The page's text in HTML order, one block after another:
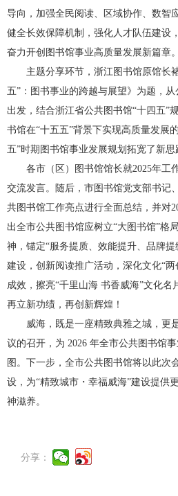
导向，加强全民阅读、区域协作、数智
健全长效保障机制，强化人才队伍建设
奋力开创图书馆事业高质量发展新篇章。
主题分享环节，浙江图书馆原馆长
五”：图书事业的跨越与展望》为题，
出发，结合浙江省公共图书馆“十四五”
书馆在“十五五”背景下实现高质量发展
五”时期图书馆事业发展规划拓宽了新思
各市（区）图书馆馆长就2025年工
交流发言。随后，市图书馆党支部书记
共图书馆工作亮点进行全面总结，并对
出全市公共图书馆应树立“大图书馆”格
神，锚定“服务提质、效能提升、品牌
建设，创新阅读推广活动，深化文化“
成效，擦亮“千里山海 书香威海”文化
再立新功绩，再创新辉煌！
威海，既是一座精致典雅之城，更
议的召开，为 2026 年全市公共图书馆
图。下一步，全市公共图书馆将以此次
设，为“精致城市・幸福威海”建设提供
神滋养。
分享：